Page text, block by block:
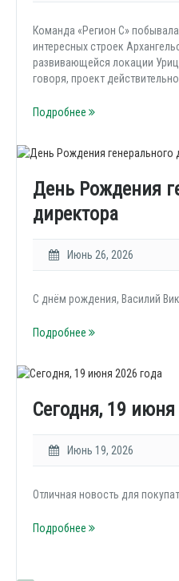
Команда «Регион С»
интересных строек
развивающейся локации
говоря, проект
Подробнее
День Рождения
директора
Июнь 26, 2026
С днём рождения, Василий
Подробнее
Сегодня, 19 июня
Июнь 19, 2026
Отличная новость для
Подробнее